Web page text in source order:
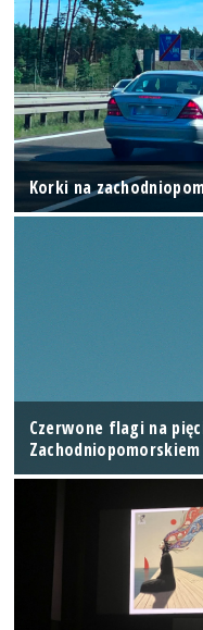
Korki na
Czerwone flagi na
Zachodniopomorskiem